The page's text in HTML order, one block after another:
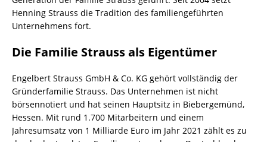
Henning Strauss die Tradition des familiengeführten
Unternehmens fort.
Die Familie Strauss als Eigentümer
Engelbert Strauss GmbH & Co. KG gehört vollständig der
Gründerfamilie Strauss. Das Unternehmen ist nicht
börsennotiert und hat seinen Hauptsitz in Biebergemünd,
Hessen. Mit rund 1.700 Mitarbeitern und einem
Jahresumsatz von 1 Milliarde Euro im Jahr 2021 zählt es zu